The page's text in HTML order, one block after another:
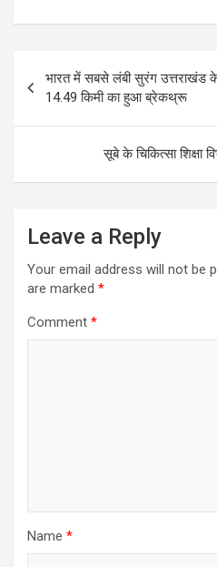
b
o
o
s
A
p
p
e
navigation
भारत में सबसे लंबी सुरंग उत्तराखंड
14.49 किमी का हुआ ब्रेकथ्रू
सूबे के चिकित्सा शिक्षा
Leave a Reply
Your email address will not be
are marked *
Comment *
Name *